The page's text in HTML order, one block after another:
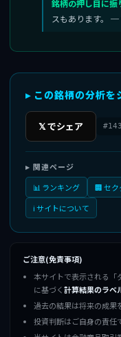
銘柄の押し目に振
スもあります。 ─
▸ この銘柄の分析を
𝕏 でシェア
▸ 関連ページ
📊 ランキング
🏢 セク
ℹ️ サイトについて
ご注意(免責事項)
本サイトで表示される「
に基づく計算結果のラベ
過去の結果は将来の成果
投資判断はご自身の責任